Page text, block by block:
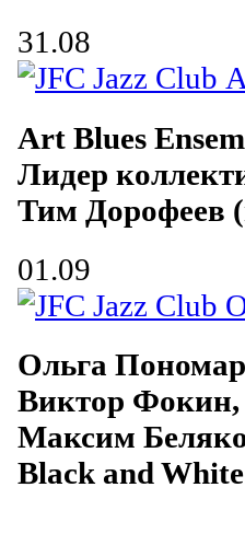
31.08
Art Blues
Лидер
Тим Дорофеев
01.09
Ольга
Виктор
Максим
Black and